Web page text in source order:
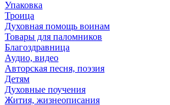
Упаковка
Троица
Духовная помощь воинам
Товары для паломников
Благоздравница
Аудио, видео
Авторская песня, поэзия
Детям
Духовные поучения
Жития, жизнеописания